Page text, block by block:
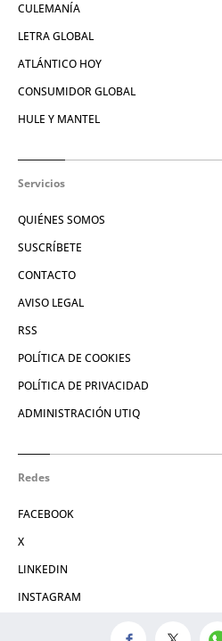
CULEMANÍA
LETRA GLOBAL
ATLÁNTICO HOY
CONSUMIDOR GLOBAL
HULE Y MANTEL
Servicios
QUIÉNES SOMOS
SUSCRÍBETE
CONTACTO
AVISO LEGAL
RSS
POLÍTICA DE COOKIES
POLÍTICA DE PRIVACIDAD
ADMINISTRACIÓN UTIQ
Redes
FACEBOOK
X
LINKEDIN
INSTAGRAM